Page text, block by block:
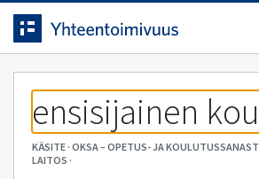
Siirrytty
sivulle
Siirry suoraan sisältöön.
ensisijainen
KÄSITE· OKSA – OPETUS- JA
LAITOS ·